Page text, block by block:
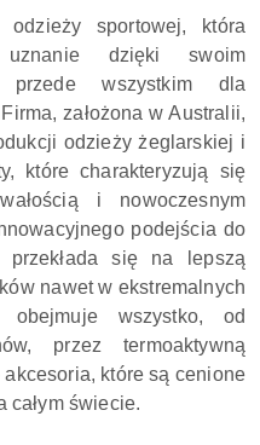
sportowej, która
uznanie dzięki swoim
przede wszystkim dla
założona w Australii,
odzieży żeglarskiej i
które charakteryzują się
i nowoczesnym
podejścia do
przekłada się na lepszą
nawet w ekstremalnych
obejmuje wszystko, od
przez termoaktywną
które są cenione
całym świecie.